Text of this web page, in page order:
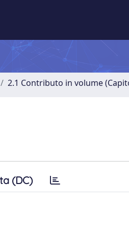
2.1 Contributo in volume
(DC)